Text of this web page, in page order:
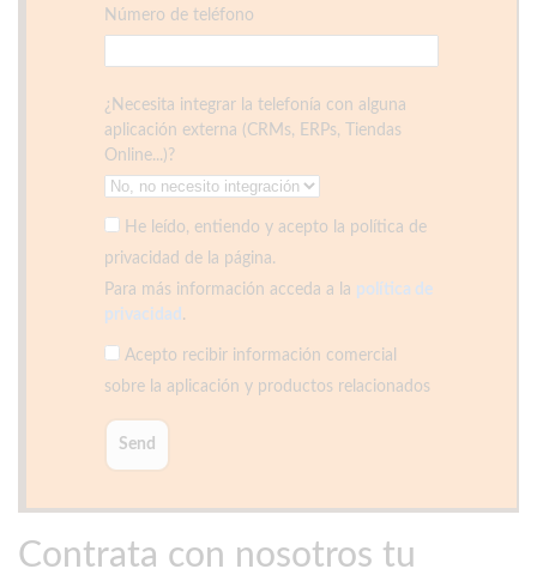
Número de teléfono
¿Necesita integrar la telefonía con alguna
aplicación externa (CRMs, ERPs, Tiendas
Online...)?
He leído, entiendo y acepto la política de
privacidad de la página.
Para más información acceda a la política de
privacidad .
Acepto recibir información comercial
sobre la aplicación y productos relacionados
Contrata con nosotros tu